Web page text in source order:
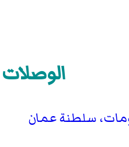
سلطنة عمان